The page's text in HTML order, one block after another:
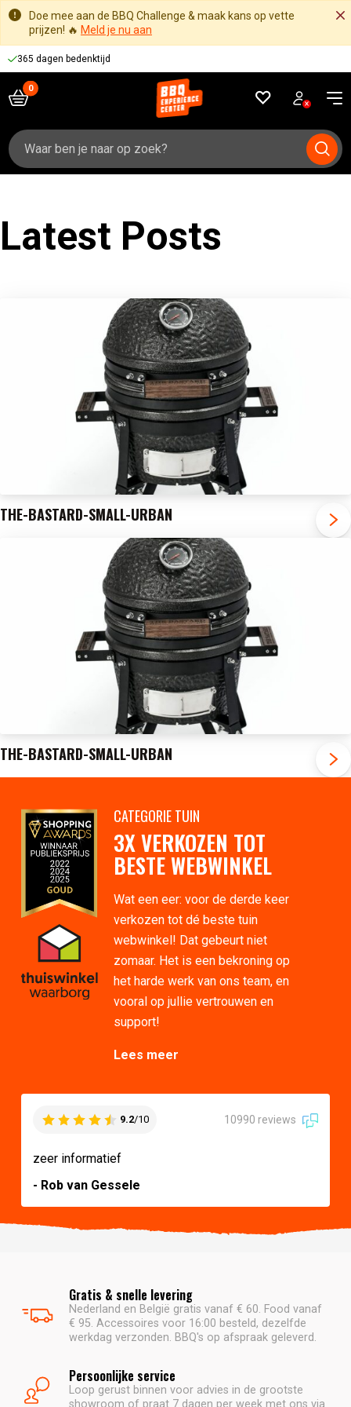
Doe mee aan de BBQ Challenge & maak kans op vette
prijzen! 🔥 Meld je nu aan
365 dagen bedenktijd
Zoeken
naar:
Latest Posts
THE-BASTARD-SMALL-URBAN
THE-BASTARD-SMALL-URBAN
CATEGORIE TUIN
3X VERKOZEN TOT
BESTE WEBWINKEL
Wat een eer: voor de derde keer
verkozen tot dé beste tuin
webwinkel! Dat gebeurt niet
zomaar. Het is een bekroning op
het harde werk van ons team, en
vooral op jullie vertrouwen en
support!
Lees meer
9.2/10 10990 reviews
zeer informatief
- Rob van Gessele
Gratis & snelle levering
Nederland en België gratis vanaf € 60. Food vanaf
€ 95. Accessoires voor 16:00 besteld, dezelfde
werkdag verzonden. BBQ's op afspraak geleverd.
Persoonlijke service
Loop gerust binnen voor advies in de grootste
showroom of praat 7 dagen per week met ons via